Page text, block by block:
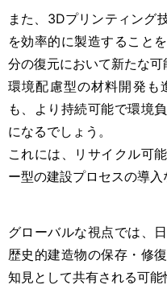
また、3Dプリンティング
を効率的に製造すること
分の復元において新たな可
環境配慮型の材料開発も
も、より持続可能で環境
になるでしょう。
これには、リサイクル可
ー型の建設プロセスの導入
グローバルな視点では、
歴史的建造物の保存・修
知見として共有される可能